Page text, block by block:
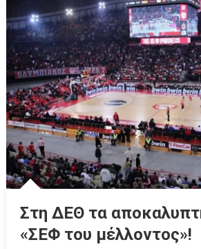
Στη ΔΕΘ τα
«ΣΕΦ του μέλλοντος»!